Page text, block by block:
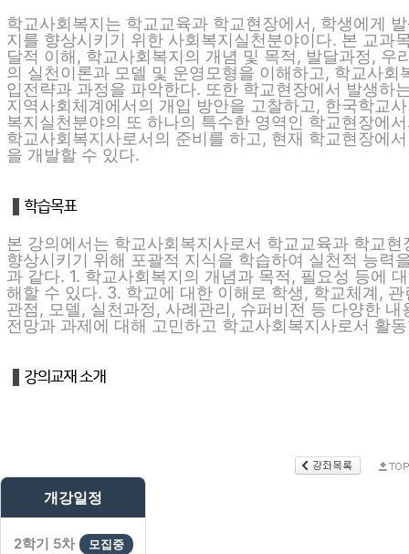
학교사회복지는 학교교육과 학교현장에서, 학생에게
지를 향상시키기 위한 사회복지실천분야이다. 본 교과
달적 이해, 학교사회복지의 개념 및 목적, 발달과정,
의 실천이론과 모델 및 운영모형을 이해하고, 학교사
입전략과 과정을 파악한다. 또한 학교현장에서 발생하
지역사회체계에서의 개입 방안을 고찰하고, 한국학교
복지실천분야의 또 하나의 특수한 영역인 학교현장에
학교사회복지사로서의 준비를 하고, 현재 학교현장에
을 개발할 수 있다.
본 강의에서는 학교사회복지사로서 학교교육과 학교
향상시키기 위해 포괄적 지식을 학습하여 실천적 능력
과 같다. 1. 학교사회복지의 개념과 목적, 필요성 등에
해할 수 있다. 3. 학교에 대한 이해로 학생, 학교체계,
관점, 모델, 실천과정, 사례관리, 슈퍼비전 등 다양한
전망과 과제에 대해 고민하고 학교사회복지사로서 활
개강일정
2학기 5차 모집중